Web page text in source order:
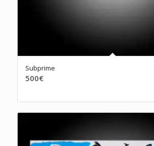
Subprime
500€